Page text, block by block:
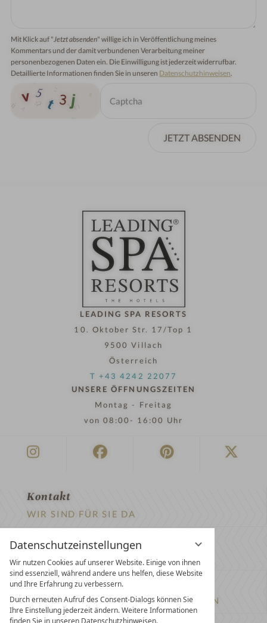
Datenschutzeinstellungen
Wir nutzen Cookies auf unserer Website. Einige von ihnen
sind essenziell, während andere uns helfen, diese Website
und Ihre Erfahrung zu verbessern.
Durch erneuten Aufruf des Consent-Dialogs können Sie
Ihre Einstellung jederzeit ändern. Weitere Informationen
finden Sie in unseren Datenschutzhinweisen.
Mit Klick auf "Jetzt absenden" willige ich in Veröffentlichung meines
Kommentars und der damit verbundenen Verarbeitung meiner
personenbezogenen Daten ein. Die Einwilligung ist jederzeit widerrufbar.
Detaillierte Informationen finden Sie in unseren Datenschutzhinweisen.
JETZT ABSENDEN
LEADING SPA RESORTS
10. Oktober Str. 17/Top 1
9500 Villach
Österreich
T +43 4242 22077
UNSERE ÖFFNUNGSZEITEN
Montag - Freitag
von 08:00- 16:00 Uhr
Kontakt
WIR SIND FÜR SIE DA
Newsletter
EXKLUSIVE ANGEBOTE SICHERN
Partnerhotel werden
LASSEN SIE IHR HOTEL AUSZEICHNEN